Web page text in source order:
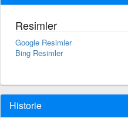
Resimler
Google Resimler
Bing Resimler
Historie